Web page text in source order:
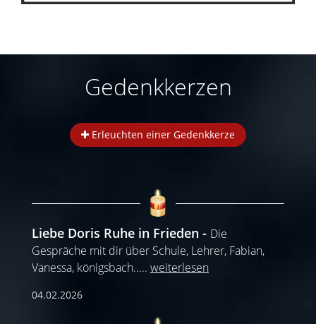
Gedenkkerzen
Erleuchten einer Gedenkkerze
Liebe Doris Ruhe in Frieden
Die
Gespräche mit dir über Schule, Lehrer, Fabian,
Vanessa, königsbach..... weiterlesen
04.02.2026